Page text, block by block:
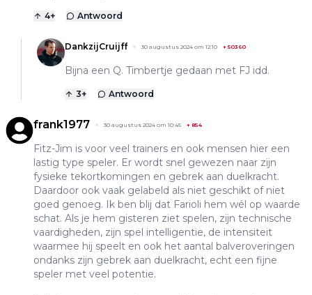
4+ Antwoord
DankzijCruijff 30 augustus 2024 om 12:10 +50360
Bijna een Q. Timbertje gedaan met FJ idd.
3+ Antwoord
frank1977 30 augustus 2024 om 10:45 + 854
Fitz-Jim is voor veel trainers en ook mensen hier een
lastig type speler. Er wordt snel gewezen naar zijn
fysieke tekortkomingen en gebrek aan duelkracht.
Daardoor ook vaak gelabeld als niet geschikt of niet
goed genoeg. Ik ben blij dat Farioli hem wél op waarde
schat. Als je hem gisteren ziet spelen, zijn technische
vaardigheden, zijn spel intelligentie, de intensiteit
waarmee hij speelt en ook het aantal balveroveringen
ondanks zijn gebrek aan duelkracht, echt een fijne
speler met veel potentie.